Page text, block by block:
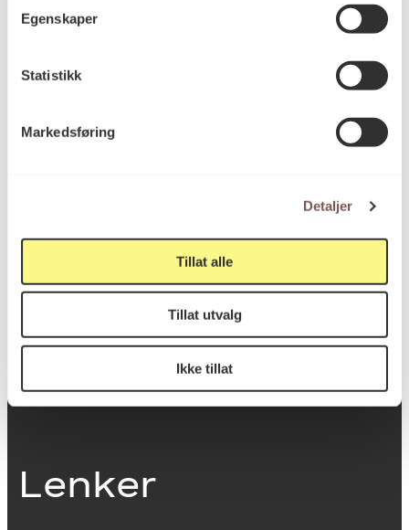
Egenskaper
Statistikk
Markedsføring
Detaljer
Tillat alle
Tillat utvalg
Ikke tillat
Besøksadresse
Victoria Terrasse 11
0251 Oslo
Viktig info
Utbetaling og fakturering
Om opphavsrett
Dokumentasjonsskjema
Last ned logo
Lenker